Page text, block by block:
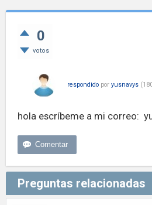
0
votos
respondido por yusnavys (
hola escríbeme a mi correo:
Preguntas relacionadas